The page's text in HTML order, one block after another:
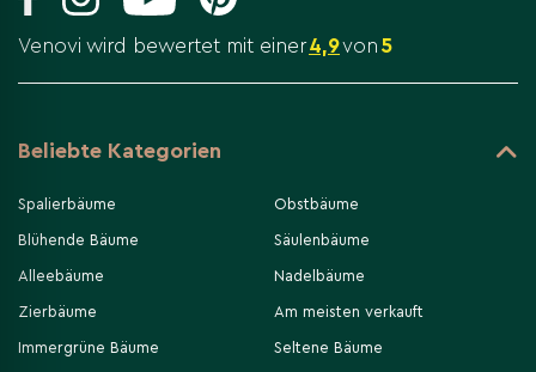
Venovi wird bewertet mit einer4,9von 5
Beliebte Kategorien
Spalierbäume
Blühende Bäume
Alleebäume
Zierbäume
Immergrüne Bäume
Obstbäume
Säulenbäume
Nadelbäume
Am meisten verkauft
Seltene Bäume